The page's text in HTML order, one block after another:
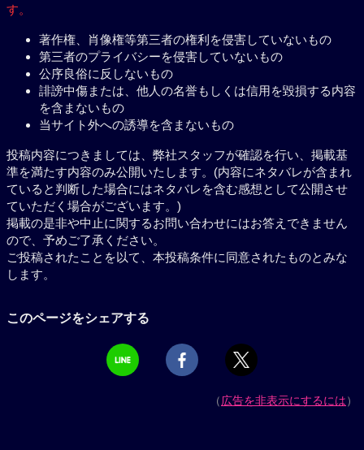
す。
著作権、肖像権等第三者の権利を侵害していないもの
第三者のプライバシーを侵害していないもの
公序良俗に反しないもの
誹謗中傷または、他人の名誉もしくは信用を毀損する内容
を含まないもの
当サイト外への誘導を含まないもの
投稿内容につきましては、弊社スタッフが確認を行い、掲載基
準を満たす内容のみ公開いたします。(内容にネタバレが含まれ
ていると判断した場合にはネタバレを含む感想として公開させ
ていただく場合がございます。)
掲載の是非や中止に関するお問い合わせにはお答えできません
ので、予めご了承ください。
ご投稿されたことを以て、本投稿条件に同意されたものとみな
します。
このページをシェアする
（広告を非表示にするには）